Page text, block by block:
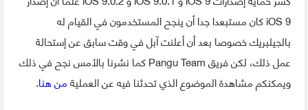
iOS 9 كان مستبعدا جدا أن ينجح المستخدمون في القيام له
بالجيلبريك خصوصا بعد أن أعلنت آبل في وقت سابق عن إستحالة
عمل ذلك، لكن فريق Pangu Team كما نشرنا بالأمس نجح في ذلك
ويمكنكم مشاهدة الموضوع الذي تحدثنا فيه عن العمليةمن هنا.